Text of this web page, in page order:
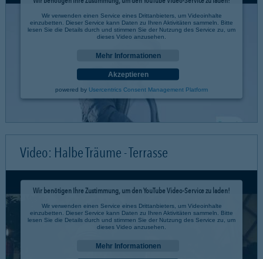
Wir verwenden einen Service eines Drittanbieters, um Videoinhalte
einzubetten. Dieser Service kann Daten zu Ihren Aktivitäten sammeln. Bitte
lesen Sie die Details durch und stimmen Sie der Nutzung des Service zu, um
dieses Video anzusehen.
Mehr Informationen
Akzeptieren
powered by Usercentrics Consent Management Platform
Video: Halbe Träume - Terrasse
Wir benötigen Ihre Zustimmung, um den YouTube Video-Service zu laden!
Wir verwenden einen Service eines Drittanbieters, um Videoinhalte
einzubetten. Dieser Service kann Daten zu Ihren Aktivitäten sammeln. Bitte
lesen Sie die Details durch und stimmen Sie der Nutzung des Service zu, um
dieses Video anzusehen.
Mehr Informationen